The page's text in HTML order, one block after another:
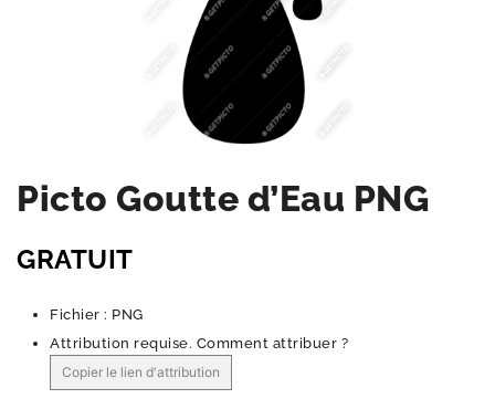
Picto Goutte d’Eau PNG
GRATUIT
Fichier : PNG
Attribution requise. Comment attribuer ?
Copier le lien d'attribution